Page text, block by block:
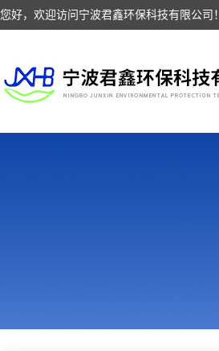
您好，欢迎访问宁波君鑫环保科技有限公司！